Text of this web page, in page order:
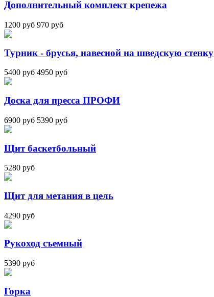
Дополнительный комплект крепежа
1200 руб 970 руб
Турник - брусья, навесной на шведскую стенку
5400 руб 4950 руб
Доска для пресса ПРОФИ
6900 руб 5390 руб
Щит баскетбольный
5280 руб
Щит для метания в цель
4290 руб
Рукоход съемный
5390 руб
Горка